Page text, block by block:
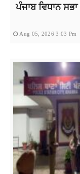
ਪੰਜਾਬ ਵਿਧਾਨ
Aug 05, 2026 3:03 Pm